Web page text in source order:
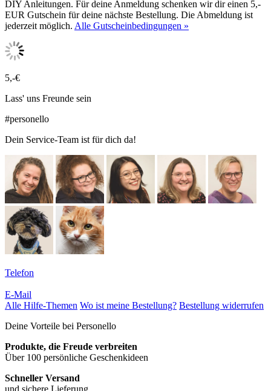
DIY Anleitungen. Für deine Anmeldung schenken wir dir einen 5,-
EUR Gutschein für deine nächste Bestellung. Die Abmeldung ist
jederzeit möglich. Alle Gutscheinbedingungen »
5,-€
Lass' uns Freunde sein
#personello
Dein Service-Team ist für dich da!
Telefon
E-Mail
Alle Hilfe-Themen Wo ist meine Bestellung? Bestellung widerrufen
Deine Vorteile bei Personello
Produkte, die Freude verbreiten
Über 100 persönliche Geschenkideen
Schneller Versand
und sichere Lieferung